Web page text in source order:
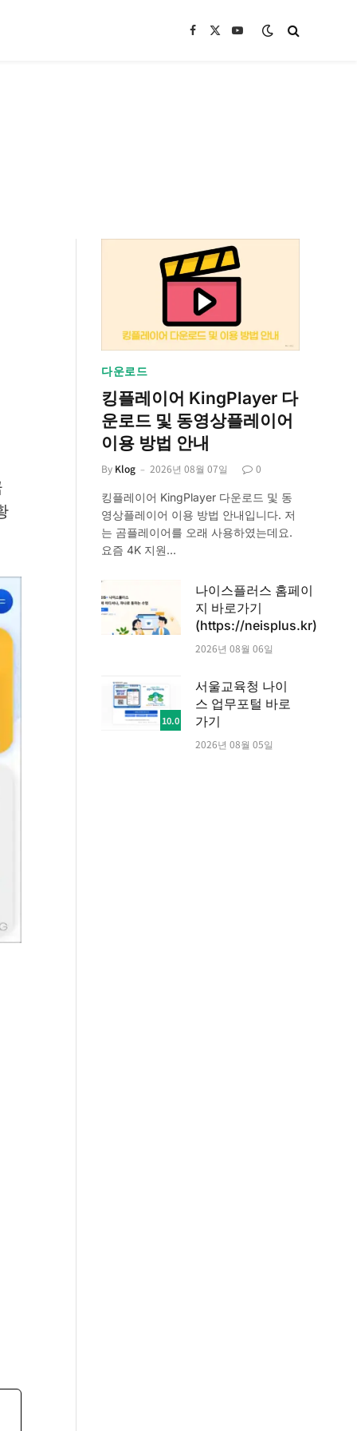
Facebook
X
YouTube
다운로드
킹플레이어 KingPlayer 다
운로드 및 동영상플레이어
이용 방법 안내
By Klog 2026년 08월 07일 0
킹플레이어 KingPlayer 다운로드 및 동
영상플레이어 이용 방법 안내입니다. 저
는 곰플레이어를 오래 사용하였는데요.
요즘 4K 지원…
나이스플러스 홈페이
지 바로가기
(https://neisplus.kr)
2026년 08월 06일
10.0
서울교육청 나이
스 업무포털 바로
가기
2026년 08월 05일